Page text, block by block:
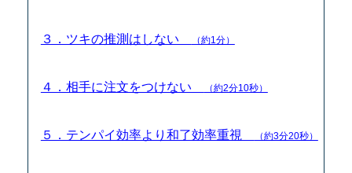
３．ツキの推測はしない （約1分）
４．相手に注文をつけない （約2分10秒）
５．テンパイ効率より和了効率重視 （約3分20秒）